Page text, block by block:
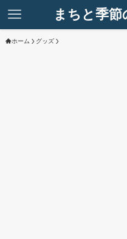
まちと季
ホーム グッズ